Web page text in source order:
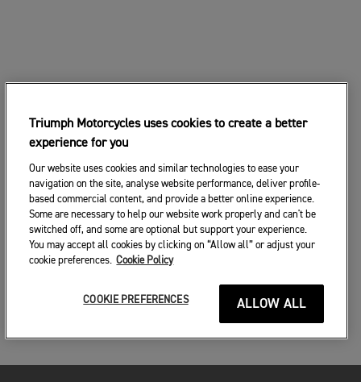
Triumph Motorcycles uses cookies to create a better
experience for you
Our website uses cookies and similar technologies to ease your
navigation on the site, analyse website performance, deliver profile-
based commercial content, and provide a better online experience.
Some are necessary to help our website work properly and can't be
switched off, and some are optional but support your experience.
You may accept all cookies by clicking on “Allow all” or adjust your
cookie preferences. Cookie Policy
ALLOW ALL
COOKIE PREFERENCES